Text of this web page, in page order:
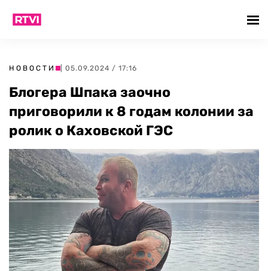
НОВОСТИ | 05.09.2024 / 17:16
Блогера Шпака заочно
приговорили к 8 годам колонии за
ролик о Каховской ГЭС